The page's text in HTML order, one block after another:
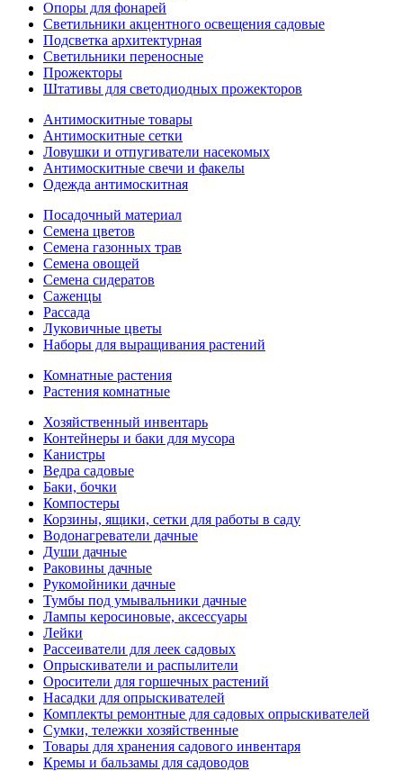
Опоры для фонарей
Светильники акцентного освещения садовые
Подсветка архитектурная
Светильники переносные
Прожекторы
Штативы для светодиодных прожекторов
Антимоскитные товары
Антимоскитные сетки
Ловушки и отпугиватели насекомых
Антимоскитные свечи и факелы
Одежда антимоскитная
Посадочный материал
Семена цветов
Семена газонных трав
Семена овощей
Семена сидератов
Саженцы
Рассада
Луковичные цветы
Наборы для выращивания растений
Комнатные растения
Растения комнатные
Хозяйственный инвентарь
Контейнеры и баки для мусора
Канистры
Ведра садовые
Баки, бочки
Компостеры
Корзины, ящики, сетки для работы в саду
Водонагреватели дачные
Души дачные
Раковины дачные
Рукомойники дачные
Тумбы под умывальники дачные
Лампы керосиновые, аксессуары
Лейки
Рассеиватели для леек садовых
Опрыскиватели и распылители
Оросители для горшечных растений
Насадки для опрыскивателей
Комплекты ремонтные для садовых опрыскивателей
Сумки, тележки хозяйственные
Товары для хранения садового инвентаря
Кремы и бальзамы для садоводов